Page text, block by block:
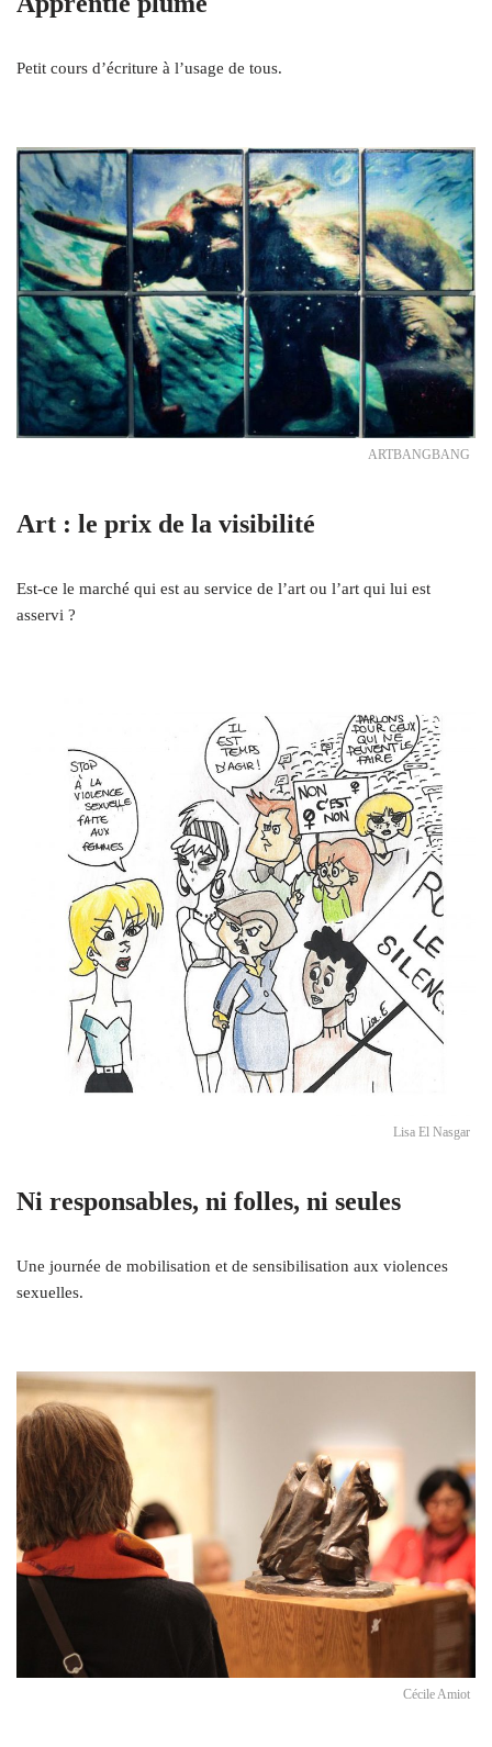
Petit cours d’écriture à l’usage de tous.
ARTBANGBANG
Art : le prix de la visibilité
Est-ce le marché qui est au service de l’art ou l’art qui lui est
asservi ?
Lisa El Nasgar
Ni responsables, ni folles, ni seules
Une journée de mobilisation et de sensibilisation aux violences
sexuelles.
Cécile Amiot